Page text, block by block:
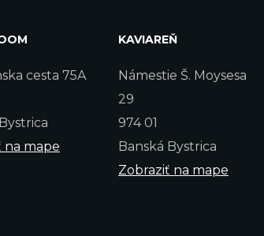
cesta 75A
na mape
KAVIAREŇ
Námestie Š. Moysesa
29
974 01
Banská Bystrica
Zobraziť na mape